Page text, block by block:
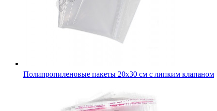
Полипропиленовые пакеты 20х30 см с липким клапаном